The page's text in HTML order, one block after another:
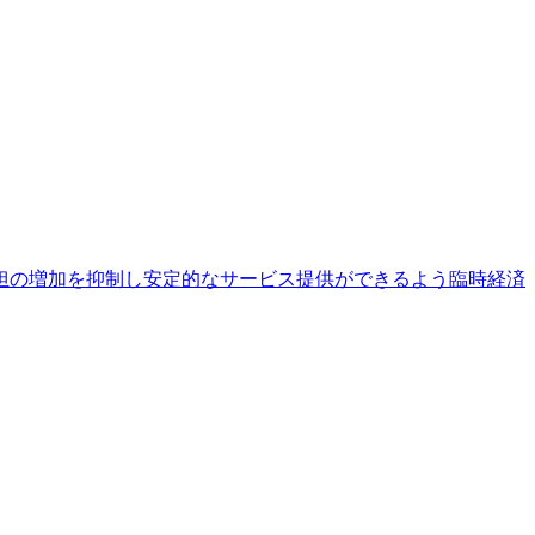
増加を抑制し安定的なサービス提供ができるよう臨時経済